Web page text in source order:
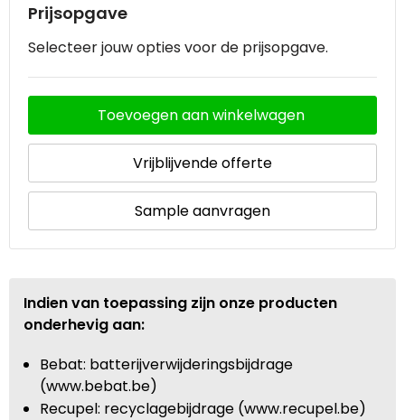
Prijsopgave
Selecteer jouw opties voor de prijsopgave.
Toevoegen aan winkelwagen
Vrijblijvende offerte
Sample aanvragen
Indien van toepassing zijn onze producten
onderhevig aan:
Bebat: batterijverwijderingsbijdrage
(www.bebat.be)
Recupel: recyclagebijdrage (www.recupel.be)